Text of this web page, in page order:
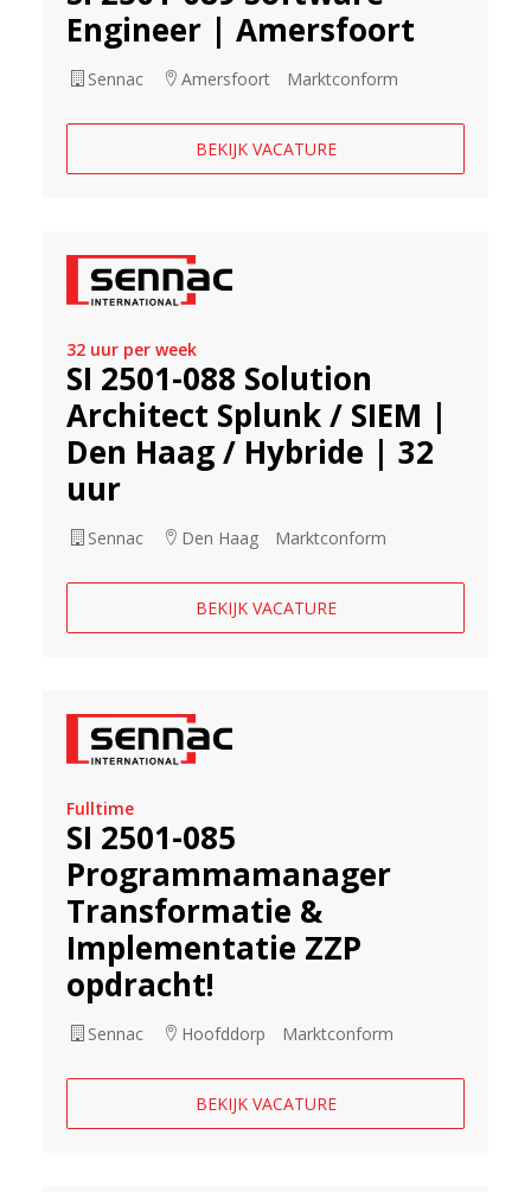
Engineer | Amersfoort
Sennac Amersfoort Marktconform
BEKIJK VACATURE
32 uur per week
SI 2501-088 Solution
Architect Splunk / SIEM |
Den Haag / Hybride | 32
uur
Sennac Den Haag Marktconform
BEKIJK VACATURE
Fulltime
SI 2501-085
Programmamanager
Transformatie &
Implementatie ZZP
opdracht!
Sennac Hoofddorp Marktconform
BEKIJK VACATURE